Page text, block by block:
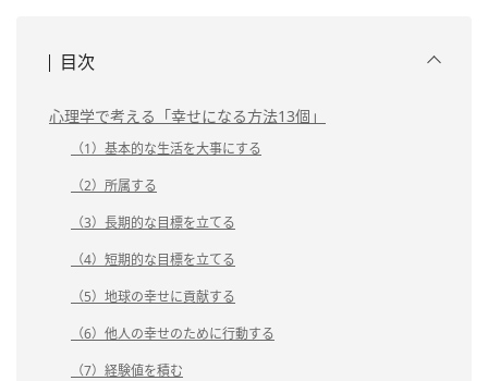
目次
心理学で考える「幸せになる方法13個」
（1）基本的な生活を大事にする
（2）所属する
（3）長期的な目標を立てる
（4）短期的な目標を立てる
（5）地球の幸せに貢献する
（6）他人の幸せのために行動する
（7）経験値を積む